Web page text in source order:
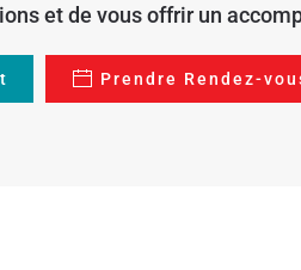
et de vous offrir un
Prendre Rendez-